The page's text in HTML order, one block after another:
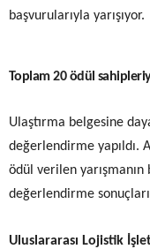
başvurularıyla yarışıyor.
Toplam 20 ödül
Ulaştırma belgesine
değerlendirme yapıldı.
ödül verilen
değerlendirme
Uluslararası Lojistik